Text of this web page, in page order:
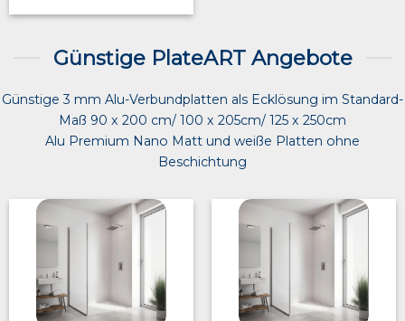
Günstige PlateART Angebote
Günstige 3 mm Alu-Verbundplatten als Ecklösung im Standard-
Maß 90 x 200 cm/ 100 x 205cm/ 125 x 250cm
Alu Premium Nano Matt und weiße Platten ohne
Beschichtung